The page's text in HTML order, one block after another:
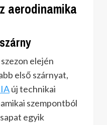
aerodinamika
elején
első szárnyat,
új technikai
szempontból
egyik